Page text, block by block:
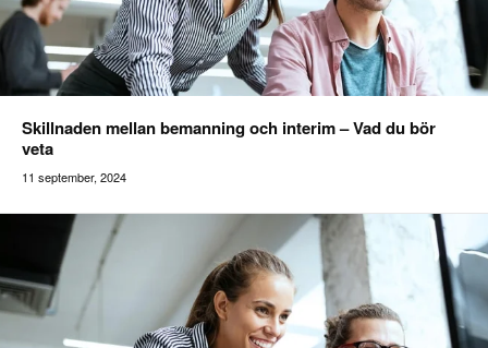
Addilon
Skillnaden mellan bemanning och interim – Vad du bör
veta
11 september, 2024